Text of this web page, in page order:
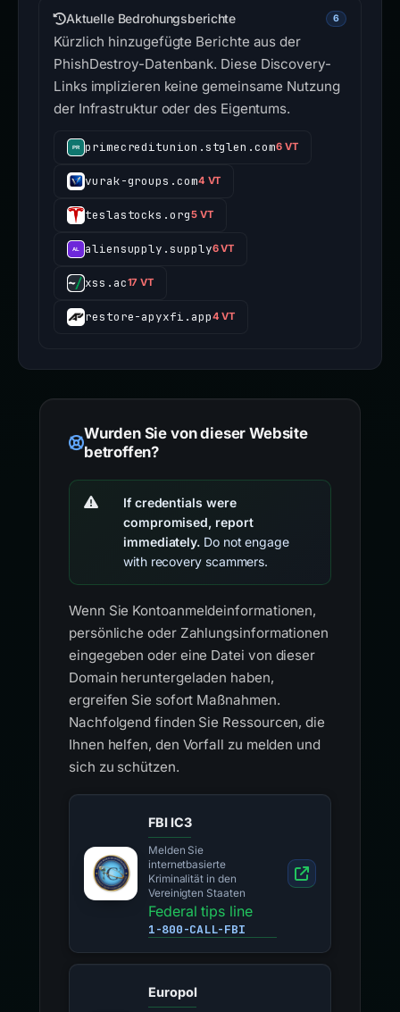
Aktuelle Bedrohungsberichte 6
Kürzlich hinzugefügte Berichte aus der
PhishDestroy-Datenbank. Diese Discovery-
Links implizieren keine gemeinsame Nutzung
der Infrastruktur oder des Eigentums.
primecreditunion.stglen.com6 VT
vurak-groups.com4 VT
teslastocks.org5 VT
aliensupply.supply6 VT
xss.ac17 VT
restore-apyxfi.app4 VT
Wurden Sie von dieser Website
betroffen?
If credentials were
compromised, report
immediately. Do not engage
with recovery scammers.
Wenn Sie Kontoanmeldeinformationen,
persönliche oder Zahlungsinformationen
eingegeben oder eine Datei von dieser
Domain heruntergeladen haben,
ergreifen Sie sofort Maßnahmen.
Nachfolgend finden Sie Ressourcen, die
Ihnen helfen, den Vorfall zu melden und
sich zu schützen.
FBI IC3
Melden Sie
internetbasierte
Kriminalität in den
Vereinigten Staaten
Federal tips line
1-800-CALL-FBI
Europol